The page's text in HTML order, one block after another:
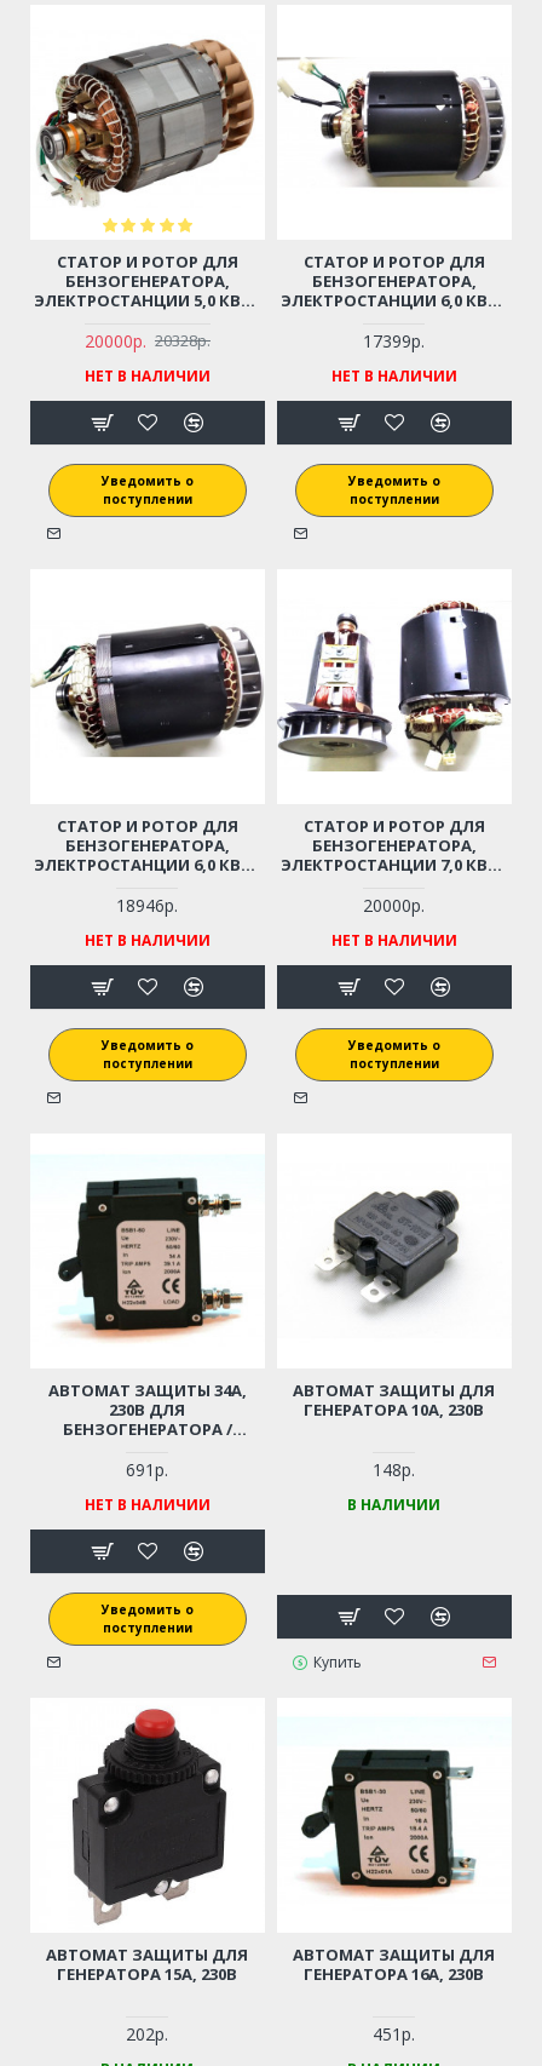
СТАТОР И РОТОР ДЛЯ
БЕНЗОГЕНЕРАТОРА,
ЭЛЕКТРОСТАНЦИИ 5,0 КВТ -
КОЛЕНВАЛ 35 ММ
20000р. 20328р.
НЕТ В НАЛИЧИИ
Уведомить о
поступлении
СТАТОР И РОТОР ДЛЯ
БЕНЗОГЕНЕРАТОРА,
ЭЛЕКТРОСТАНЦИИ 6,0 КВТ -
КОЛЕНВАЛ 35 ММ
17399р.
НЕТ В НАЛИЧИИ
Уведомить о
поступлении
СТАТОР И РОТОР ДЛЯ
БЕНЗОГЕНЕРАТОРА,
ЭЛЕКТРОСТАНЦИИ 6,0 КВТ -
КОЛЕНВАЛ 35 ММ
18946р.
НЕТ В НАЛИЧИИ
Уведомить о
поступлении
СТАТОР И РОТОР ДЛЯ
БЕНЗОГЕНЕРАТОРА,
ЭЛЕКТРОСТАНЦИИ 7,0 КВТ -
КОЛЕНВАЛ 35 ММ
20000р.
НЕТ В НАЛИЧИИ
Уведомить о
поступлении
АВТОМАТ ЗАЩИТЫ 34А,
230В ДЛЯ
БЕНЗОГЕНЕРАТОРА /
(51Х43Х19 ММ)
691р.
НЕТ В НАЛИЧИИ
Уведомить о
поступлении
АВТОМАТ ЗАЩИТЫ ДЛЯ
ГЕНЕРАТОРА 10А, 230В
148р.
В НАЛИЧИИ
Купить
АВТОМАТ ЗАЩИТЫ ДЛЯ
ГЕНЕРАТОРА 15А, 230В
202р.
АВТОМАТ ЗАЩИТЫ ДЛЯ
ГЕНЕРАТОРА 16А, 230В
451р.